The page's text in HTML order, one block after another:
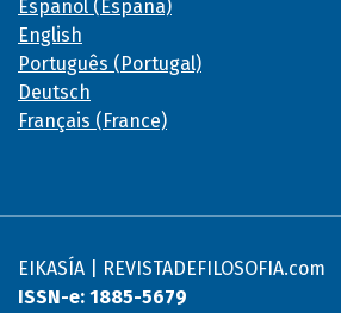
Español (España)
English
Português (Portugal)
Deutsch
Français (France)
EIKASÍA | REVISTADEFILOSOFIA.com
ISSN-e: 1885-5679